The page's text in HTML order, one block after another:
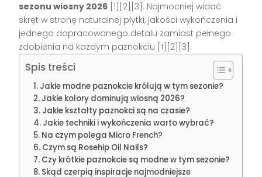
sezonu wiosny 2026 [1][2][3]. Najmocniej widać
skręt w stronę naturalnej płytki, jakości wykończenia i
jednego dopracowanego detalu zamiast pełnego
zdobienia na każdym paznokciu [1][2][3].
Spis treści
Jakie modne paznokcie królują w tym sezonie?
Jakie kolory dominują wiosną 2026?
Jakie kształty paznokci są na czasie?
Jakie techniki i wykończenia warto wybrać?
Na czym polega Micro French?
Czym są Rosehip Oil Nails?
Czy krótkie paznokcie są modne w tym sezonie?
Skąd czerpią inspiracje najmodniejsze